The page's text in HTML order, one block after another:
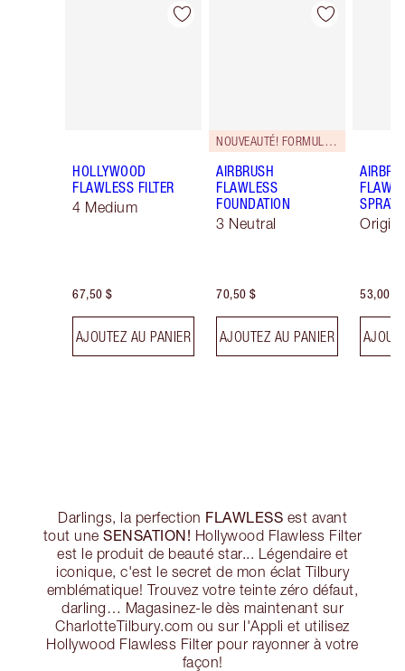
Article 1 sur 91
HOLLYWOOD
FLAWLESS FILTER
4 Medium
67,50 $
AJOUTEZ AU PANIER
Article 2 sur 91
NOUVEAUTÉ! FORMULE ZÉRO DÉFAUT
AIRBRUSH
FLAWLESS
FOUNDATION
3 Neutral
70,50 $
AJOUTEZ AU PANIER
SPRAY
53,00 $
Darlings, la perfection FLAWLESS est avant
tout uneSENSATION! Hollywood Flawless Filter
est le produit de beauté star... Légendaire et
iconique, c'est le secret de mon éclat Tilbury
emblématique! Trouvez votre teinte zéro défaut,
darling… Magasinez-le dès maintenant sur
CharlotteTilbury.com ou sur l'Appli et utilisez
Hollywood Flawless Filter pour rayonner à votre
façon!